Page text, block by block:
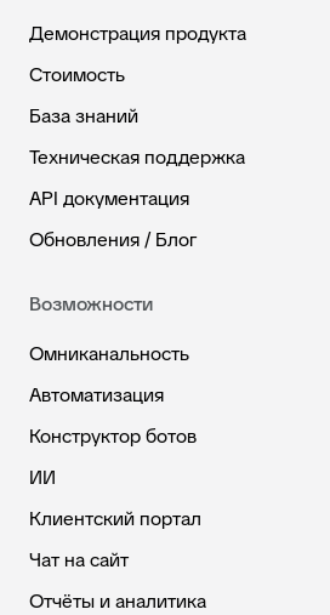
Демонстрация продукта
Стоимость
База знаний
Техническая поддержка
API документация
Обновления / Блог
Возможности
Омниканальность
Автоматизация
Конструктор ботов
ИИ
Клиентский портал
Чат на сайт
Отчёты и аналитика